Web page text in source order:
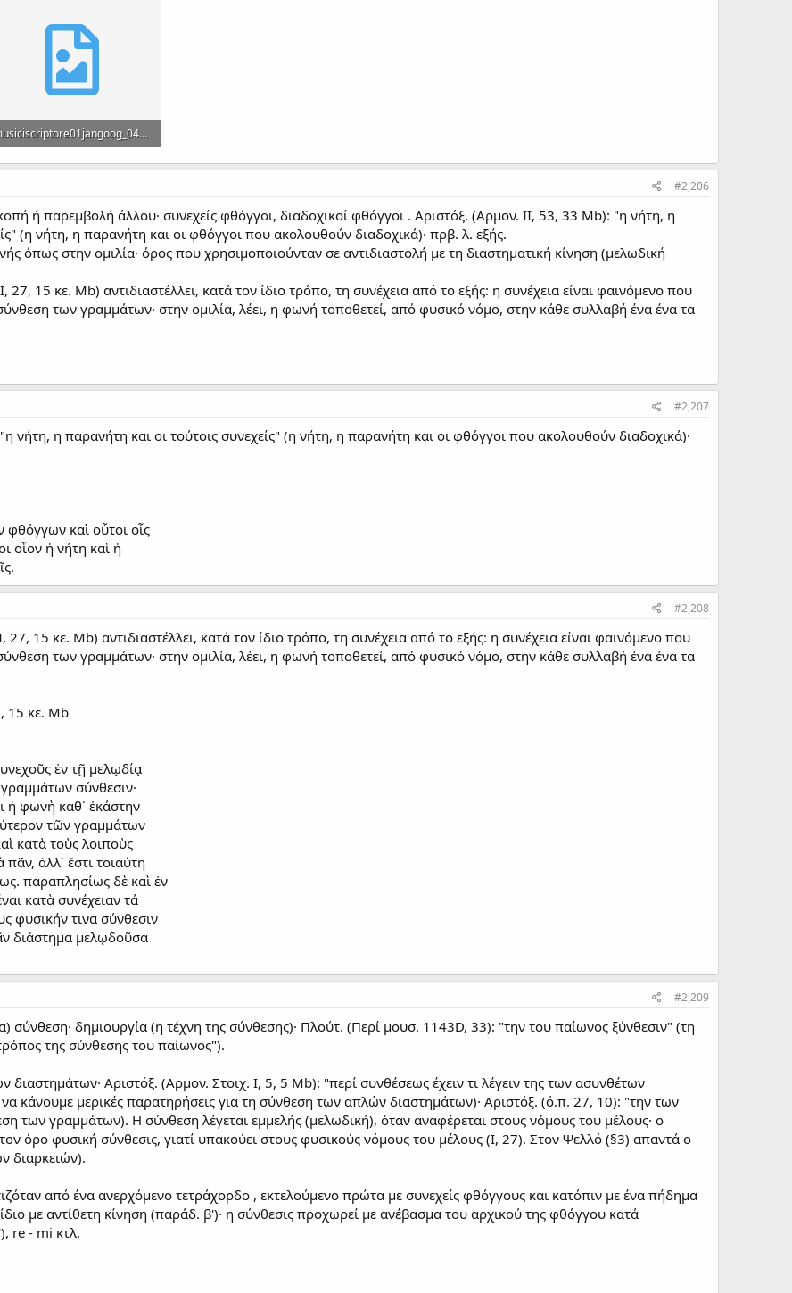
musiciscriptore01jangoog_0413.jpg
KB · Views: 0
#2,206
ή παρεμβολή άλλου· συνεχείς φθόγγοι, διαδοχικοί φθόγγοι . Αριστόξ. (Αρμον. ΙΙ, 53, 33 Mb): "η νήτη, η
(η νήτη, η παρανήτη και οι φθόγγοι που ακολουθούν διαδοχικά)· πρβ. λ. εξής.
όπως στην ομιλία· όρος που χρησιμοποιούνταν σε αντιδιαστολή με τη διαστηματική κίνηση (μελωδική
27, 15 κε. Mb) αντιδιαστέλλει, κατά τον ίδιο τρόπο, τη συνέχεια από το εξής: η συνέχεια είναι φαινόμενο που
των γραμμάτων· στην ομιλία, λέει, η φωνή τοποθετεί, από φυσικό νόμο, στην κάθε συλλαβή ένα ένα τα
#2,207
νήτη, η παρανήτη και οι τούτοις συνεχείς" (η νήτη, η παρανήτη και οι φθόγγοι που ακολουθούν διαδοχικά)·
φθόγγων καὶ οὗτοι οἷς
οἷον ἡ νήτη καὶ ἡ
#2,208
15 κε. Mb) αντιδιαστέλλει, κατά τον ίδιο τρόπο, τη συνέχεια από το εξής: η συνέχεια είναι φαινόμενο που
των γραμμάτων· στην ομιλία, λέει, η φωνή τοποθετεί, από φυσικό νόμο, στην κάθε συλλαβή ένα ένα τα
15 κε. Mb
ἐν τῇ μελῳδίᾳ
σύνθεσιν·
ἡ φωνὴ καθ᾽ ἑκάστην
τῶν γραμμάτων
κατὰ τοὺς λοιποὺς
ἀλλ᾽ ἔστι τοιαύτη
παραπλησίως δὲ καὶ ἐν
κατὰ συνέχειαν τά
φυσικήν τινα σύνθεσιν
διάστημα μελῳδοῦσα
#2,209
σύνθεση· δημιουργία (η τέχνη της σύνθεσης)· Πλούτ. (Περί μουσ. 1143D, 33): "την του παίωνος ξύνθεσιν" (τη
της σύνθεσης του παίωνος").
Αριστόξ. (Αρμον. Στοιχ. Ι, 5, 5 Mb): "περί συνθέσεως έχειν τι λέγειν της των ασυνθέτων
κάνουμε μερικές παρατηρήσεις για τη σύνθεση των απλών διαστημάτων)· Αριστόξ. (ό.π. 27, 10): "την των
των γραμμάτων). Η σύνθεση λέγεται εμμελής (μελωδική), όταν αναφέρεται στους νόμους του μέλους· ο
τον όρο φυσική σύνθεσις, γιατί υπακούει στους φυσικούς νόμους του μέλους (Ι, 27). Στον Ψελλό (§3) απαντά ο
διαρκειών).
από ένα ανερχόμενο τετράχορδο , εκτελούμενο πρώτα με συνεχείς φθόγγους και κατόπιν με ένα πήδημα
με αντίθετη κίνηση (παράδ. β')· η σύνθεσις προχωρεί με ανέβασμα του αρχικού της φθόγγου κατά
re - mi κτλ.